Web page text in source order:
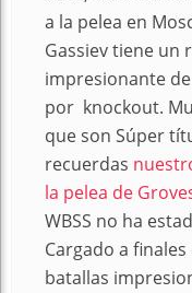
a la pelea en
Gassiev tiene un
impresionante
por knockout.
que son Súper
recuerdas
la pelea de
WBSS no ha
Cargado a
batallas